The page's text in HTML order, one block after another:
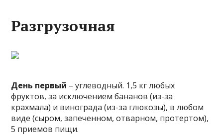
Разгрузочная
День первый – углеводный. 1,5 кг любых
фруктов, за исключением бананов (из-за
крахмала) и винограда (из-за глюкозы), в любом
виде (сыром, запеченном, отварном, протертом),
5 приемов пищи.